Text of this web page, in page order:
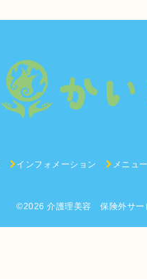
インフォメーション メニュー
©2026 介護理美容 保険外サ